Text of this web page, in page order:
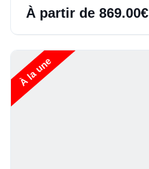
À partir de 869.00€
À la une